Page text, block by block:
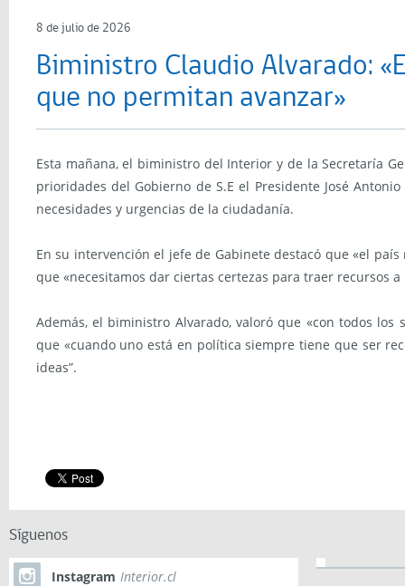
8 de julio de 2026
Biministro Claudio Alvarado:
que no permitan avanzar»
Esta mañana, el biministro del Interior y de la Secretaría
prioridades del Gobierno de S.E el Presidente José
necesidades y urgencias de la ciudadanía.
En su intervención el jefe de Gabinete destacó que «el
que «necesitamos dar ciertas certezas para traer recursos
Además, el biministro Alvarado, valoró que «con todos
que «cuando uno está en política siempre tiene que ser
ideas”.
Síguenos
Instagram Interior.cl